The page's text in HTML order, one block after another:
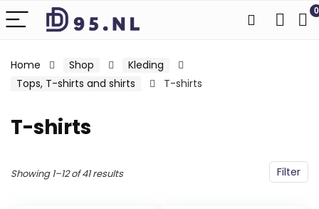
0
Home Shop
Kleding
Tops, T-shirts and shirts
T-shirts
T-shirts
Filter
Showing 1–12 of 41 results